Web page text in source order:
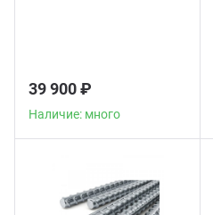
39 900 ₽
Наличие: много